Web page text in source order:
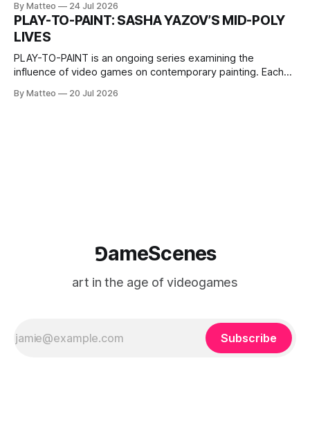
one-on-one match between Yao Ming and Shaquille O’Neal.
The match itself is programmed to continue indefinitely.
This recording concludes when one player
By Matteo 24 Jul 2026
PLAY-TO-PAINT: SASHA YAZOV’S MID-POLY
LIVES
PLAY-TO-PAINT is an ongoing series examining the
influence of video games on contemporary painting. Each
camera systems, player-made content, and the temporal
By Matteo 20 Jul 2026
⅁ameScenes
art in the age of videogames
Subscribe